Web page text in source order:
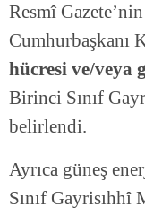
Resmî
Cumhurbaşkanı
hücresi ve/veya
Birinci Sınıf
belirlendi.
Ayrıca güneş
Sınıf Gayrisıhhî